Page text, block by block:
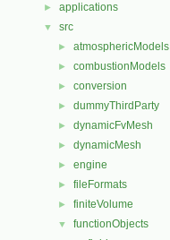
► applications
▼ src
► atmosphericModels
► combustionModels
► conversion
► dummyThirdParty
► dynamicFvMesh
► dynamicMesh
► engine
► fileFormats
► finiteVolume
▼ functionObjects